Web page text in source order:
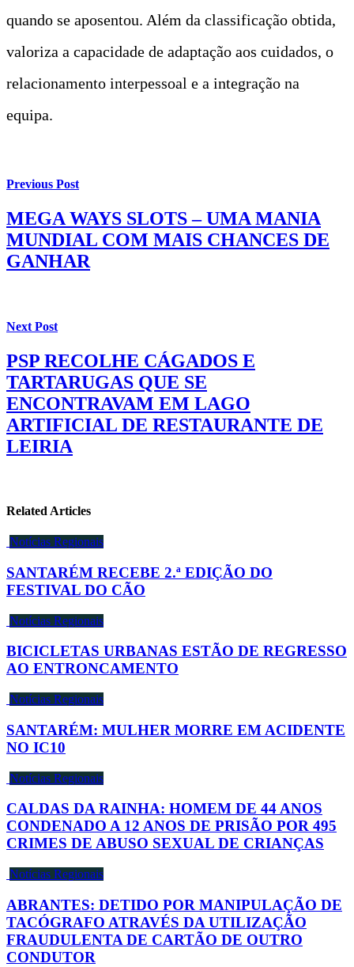
quando se aposentou. Além da classificação obtida,
valoriza a capacidade de adaptação aos cuidados, o
relacionamento interpessoal e a integração na
equipa.
Previous Post
MEGA WAYS SLOTS – UMA MANIA
MUNDIAL COM MAIS CHANCES DE
GANHAR
Next Post
PSP RECOLHE CÁGADOS E
TARTARUGAS QUE SE
ENCONTRAVAM EM LAGO
ARTIFICIAL DE RESTAURANTE DE
LEIRIA
Related Articles
Notícias Regionais
SANTARÉM RECEBE 2.ª EDIÇÃO DO
FESTIVAL DO CÃO
Notícias Regionais
BICICLETAS URBANAS ESTÃO DE REGRESSO
AO ENTRONCAMENTO
Notícias Regionais
SANTARÉM: MULHER MORRE EM ACIDENTE
NO IC10
Notícias Regionais
CALDAS DA RAINHA: HOMEM DE 44 ANOS
CONDENADO A 12 ANOS DE PRISÃO POR 495
CRIMES DE ABUSO SEXUAL DE CRIANÇAS
Notícias Regionais
ABRANTES: DETIDO POR MANIPULAÇÃO DE
TACÓGRAFO ATRAVÉS DA UTILIZAÇÃO
FRAUDULENTA DE CARTÃO DE OUTRO
CONDUTOR